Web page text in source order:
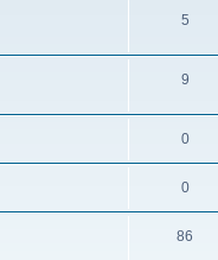
5
9
0
0
86